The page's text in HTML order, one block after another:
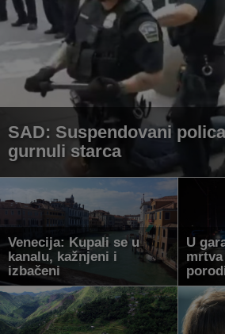
SAD: Suspendovani
gurnuli starca
Venecija: Kupali se u
kanalu, kažnjeni i
izbačeni
U